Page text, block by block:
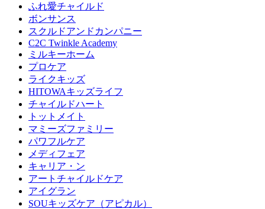
ふれ愛チャイルド
ボンサンス
スクルドアンドカンパニー
C2C Twinkle Academy
ミルキーホーム
プロケア
ライクキッズ
HITOWAキッズライフ
チャイルドハート
トットメイト
マミーズファミリー
パワフルケア
メディフェア
キャリア・ン
アートチャイルドケア
アイグラン
SOUキッズケア（アピカル）